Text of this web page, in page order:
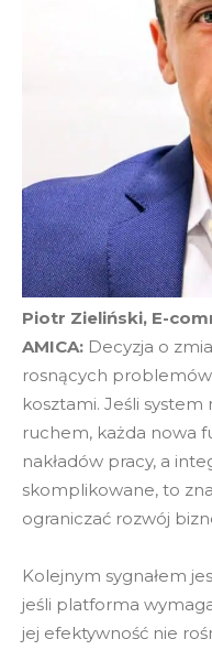
Piotr Zieliński, E-
AMICA: Decyzja o
rosnących
kosztami. Jeśli system
ruchem, każda nowa
nakładów pracy, a
skomplikowane, to
ograniczać rozwój
Kolejnym sygnałem
jeśli platforma
jej efektywność nie